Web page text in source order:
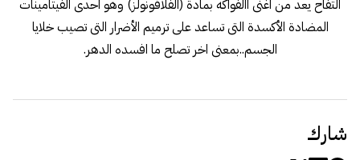
التفاح يعد من اغنى االفواكه بمادة (الفلافونولز) وهو احدى الفيتامينات
المضادة الأكسدة التى تساعد على ترميم الأضرار التى تصيب خلايا
الجسم..بمعنى اخر تصلح ما افسده الدهر.
شارك